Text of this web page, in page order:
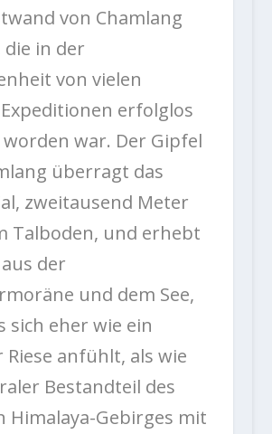
von Chamlang
die in der
von vielen
erfolglos
war. Der Gipfel
überragt das
zweitausend Meter
Talboden, und erhebt
der
und dem See,
sich eher wie ein
Riese anfühlt, als wie
Bestandteil des
Himalaya-Gebirges mit